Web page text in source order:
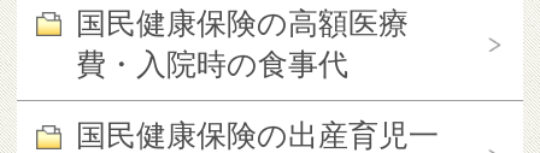
国民健康保険の高額医療
費・入院時の食事代
国民健康保険の出産育児一